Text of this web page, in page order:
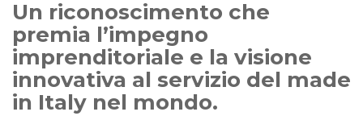
Un riconoscimento che
premia l’impegno
imprenditoriale e la visione
innovativa al servizio del made
in Italy nel mondo.